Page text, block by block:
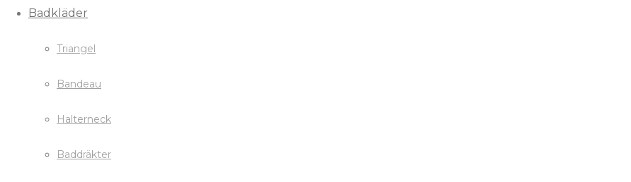
Badkläder
Triangel
Bandeau
Halterneck
Baddräkter